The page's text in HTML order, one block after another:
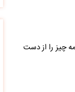
چیز را از دست